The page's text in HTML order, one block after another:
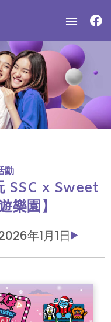
動
SSC x Sweet
樂園】
年1月1日